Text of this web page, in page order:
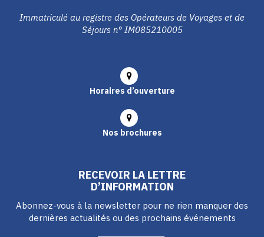
Immatriculé au registre des Opérateurs de Voyages et de
Séjours n° IM085210005
Horaires d’ouverture
Nos brochures
RECEVOIR LA LETTRE
D’INFORMATION
Abonnez-vous à la newsletter pour ne rien manquer des
dernières actualités ou des prochains événements